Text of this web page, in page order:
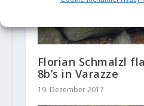
Florian Schmalzl
8b’s in Varazze
19. Dezember 2017